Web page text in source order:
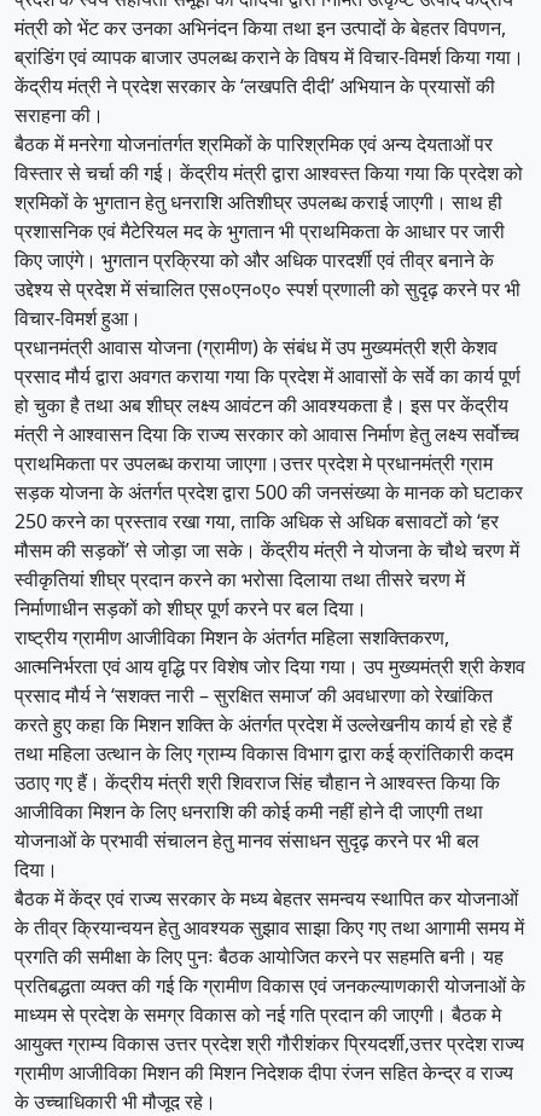
मंत्री को भेंट कर उनका अभिनंदन किया तथा इन उत्पादों के बेहतर विपणन,
ब्रांडिंग एवं व्यापक बाजार उपलब्ध कराने के विषय में विचार-विमर्श किया गया।
केंद्रीय मंत्री ने प्रदेश सरकार के ‘लखपति दीदी’ अभियान के प्रयासों की
सराहना की।
बैठक में मनरेगा योजनांतर्गत श्रमिकों के पारिश्रमिक एवं अन्य देयताओं पर
विस्तार से चर्चा की गई। केंद्रीय मंत्री द्वारा आश्वस्त किया गया कि प्रदेश को
श्रमिकों के भुगतान हेतु धनराशि अतिशीघ्र उपलब्ध कराई जाएगी। साथ ही
प्रशासनिक एवं मैटेरियल मद के भुगतान भी प्राथमिकता के आधार पर जारी
किए जाएंगे। भुगतान प्रक्रिया को और अधिक पारदर्शी एवं तीव्र बनाने के
उद्देश्य से प्रदेश में संचालित एस०एन०ए० स्पर्श प्रणाली को सुदृढ़ करने पर भी
विचार-विमर्श हुआ।
प्रधानमंत्री आवास योजना (ग्रामीण) के संबंध में उप मुख्यमंत्री श्री केशव
प्रसाद मौर्य द्वारा अवगत कराया गया कि प्रदेश में आवासों के सर्वे का कार्य पूर्ण
हो चुका है तथा अब शीघ्र लक्ष्य आवंटन की आवश्यकता है। इस पर केंद्रीय
मंत्री ने आश्वासन दिया कि राज्य सरकार को आवास निर्माण हेतु लक्ष्य सर्वोच्च
प्राथमिकता पर उपलब्ध कराया जाएगा।उत्तर प्रदेश मे प्रधानमंत्री ग्राम
सड़क योजना के अंतर्गत प्रदेश द्वारा 500 की जनसंख्या के मानक को घटाकर
250 करने का प्रस्ताव रखा गया, ताकि अधिक से अधिक बसावटों को ‘हर
मौसम की सड़कों’ से जोड़ा जा सके। केंद्रीय मंत्री ने योजना के चौथे चरण में
स्वीकृतियां शीघ्र प्रदान करने का भरोसा दिलाया तथा तीसरे चरण में
निर्माणाधीन सड़कों को शीघ्र पूर्ण करने पर बल दिया।
राष्ट्रीय ग्रामीण आजीविका मिशन के अंतर्गत महिला सशक्तिकरण,
आत्मनिर्भरता एवं आय वृद्धि पर विशेष जोर दिया गया। उप मुख्यमंत्री श्री केशव
प्रसाद मौर्य ने ‘सशक्त नारी – सुरक्षित समाज’ की अवधारणा को रेखांकित
करते हुए कहा कि मिशन शक्ति के अंतर्गत प्रदेश में उल्लेखनीय कार्य हो रहे हैं
तथा महिला उत्थान के लिए ग्राम्य विकास विभाग द्वारा कई क्रांतिकारी कदम
उठाए गए हैं। केंद्रीय मंत्री श्री शिवराज सिंह चौहान ने आश्वस्त किया कि
आजीविका मिशन के लिए धनराशि की कोई कमी नहीं होने दी जाएगी तथा
योजनाओं के प्रभावी संचालन हेतु मानव संसाधन सुदृढ़ करने पर भी बल
दिया।
बैठक में केंद्र एवं राज्य सरकार के मध्य बेहतर समन्वय स्थापित कर योजनाओं
के तीव्र क्रियान्वयन हेतु आवश्यक सुझाव साझा किए गए तथा आगामी समय में
प्रगति की समीक्षा के लिए पुनः बैठक आयोजित करने पर सहमति बनी। यह
प्रतिबद्धता व्यक्त की गई कि ग्रामीण विकास एवं जनकल्याणकारी योजनाओं के
माध्यम से प्रदेश के समग्र विकास को नई गति प्रदान की जाएगी। बैठक मे
आयुक्त ग्राम्य विकास उत्तर प्रदेश श्री गौरीशंकर प्रियदर्शी,उत्तर प्रदेश राज्य
ग्रामीण आजीविका मिशन की मिशन निदेशक दीपा रंजन सहित केन्द्र व राज्य
के उच्चाधिकारी भी मौजूद रहे।